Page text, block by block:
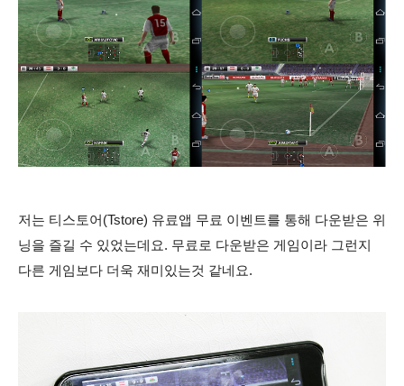
저는 티스토어(Tstore) 유료앱 무료 이벤트를 통해 다운받은 위
닝을 즐길 수 있었는데요. 무료로 다운받은 게임이라 그런지
다른 게임보다 더욱 재미있는것 같네요.